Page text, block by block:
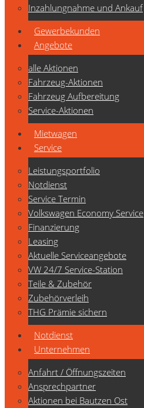
Inzahlungnahme und Ankauf
Gewerbekunden
Angebote
alle Aktionen
Fahrzeug-Aktionen
Fahrzeug Aufbereitung
Service-Aktionen
Mietwagen
Service
Leistungsportfolio
Notdienst
Service Termin
Volkswagen Economy Service
Finanzierung
Leasing
Aktuelle Serviceangebote
VW 24/7 Service-Station
Teile & Zubehör
Zubehörverleih
THG Prämie sichern
Notdienst
Unternehmen
Anfahrt / Öffnungszeiten
Ansprechpartner
Aktionen bei Bautzen Ost